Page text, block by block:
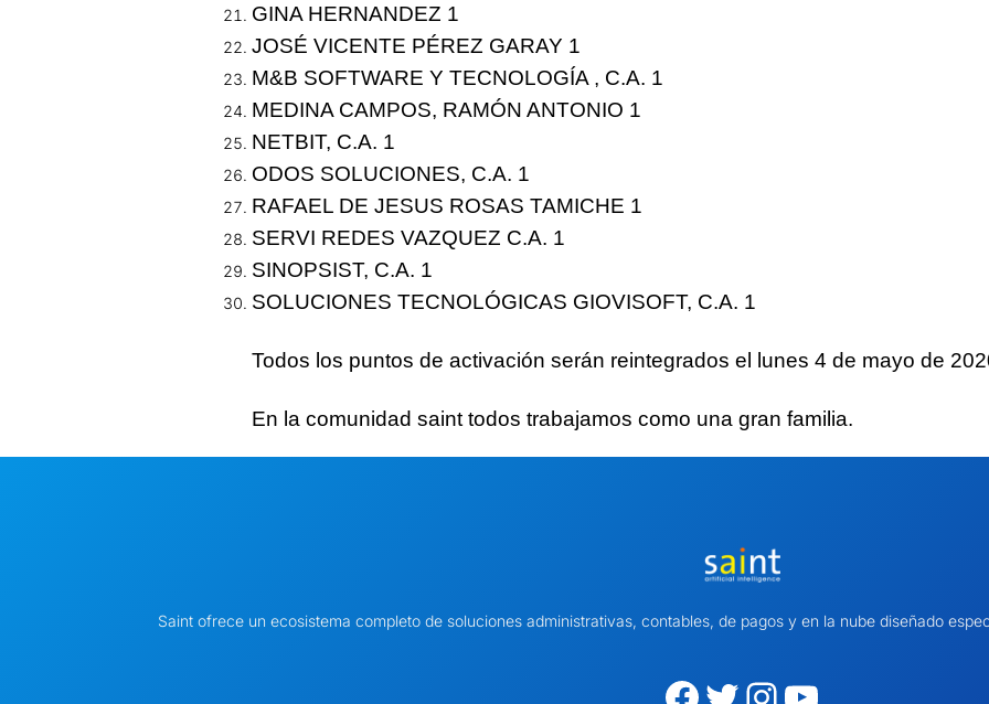
GINA HERNANDEZ 1
JOSÉ VICENTE PÉREZ GARAY 1
M&B SOFTWARE Y TECNOLOGÍA , C.A. 1
MEDINA CAMPOS, RAMÓN ANTONIO 1
NETBIT, C.A. 1
ODOS SOLUCIONES, C.A. 1
RAFAEL DE JESUS ROSAS TAMICHE 1
SERVI REDES VAZQUEZ C.A. 1
SINOPSIST, C.A. 1
SOLUCIONES TECNOLÓGICAS GIOVISOFT, C.A. 1
Todos los puntos de activación serán reintegrados el lunes 4 de mayo de
En la comunidad saint todos trabajamos como una gran familia.
Saint ofrece un ecosistema completo de soluciones administrativas, contables, de pagos y en la nube diseñado